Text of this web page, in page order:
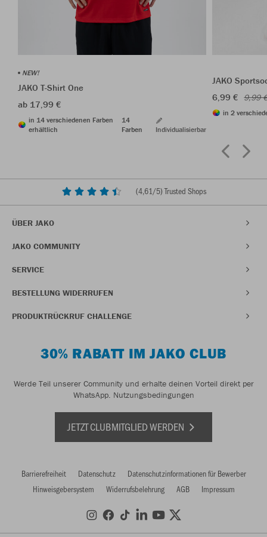
NEW!
JAKO T-Shirt One
ab 17,99 €
in 14 verschiedenen Farben
erhältlich
14
Farben
Individualisierbar
JAKO
6,99 € 9,99
in 2
(4,61/5) Trusted Shops
ÜBER JAKO
JAKO COMMUNITY
SERVICE
BESTELLUNG WIDERRUFEN
PRODUKTRÜCKRUF CHALLENGE
30% RABATT IM JAKO CLUB
Werde Teil unserer Community und erhalte deinen Vorteil direkt per
WhatsApp. Nutzungsbedingungen
JETZT CLUBMITGLIED WERDEN
Barrierefreiheit Datenschutz
Datenschutzinformationen für Bewerber
Hinweisgebersystem
Widerrufsbelehrung AGB Impressum